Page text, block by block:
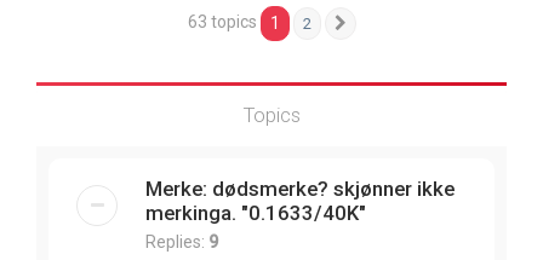
63 topics 1 2
Topics
Merke: dødsmerke? skjønner ikke
merkinga. "0.1633/40K"
Replies: 9